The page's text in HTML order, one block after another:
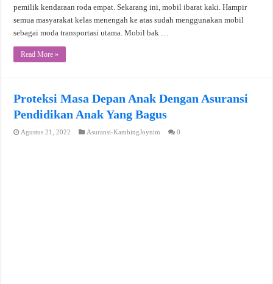
pemilik kendaraan roda empat. Sekarang ini, mobil ibarat kaki. Hampir
semua masyarakat kelas menengah ke atas sudah menggunakan mobil
sebagai moda transportasi utama. Mobil bak …
Read More »
Proteksi Masa Depan Anak Dengan Asuransi
Pendidikan Anak Yang Bagus
Agustus 21, 2022 Asuransi-KambingJoynim 0